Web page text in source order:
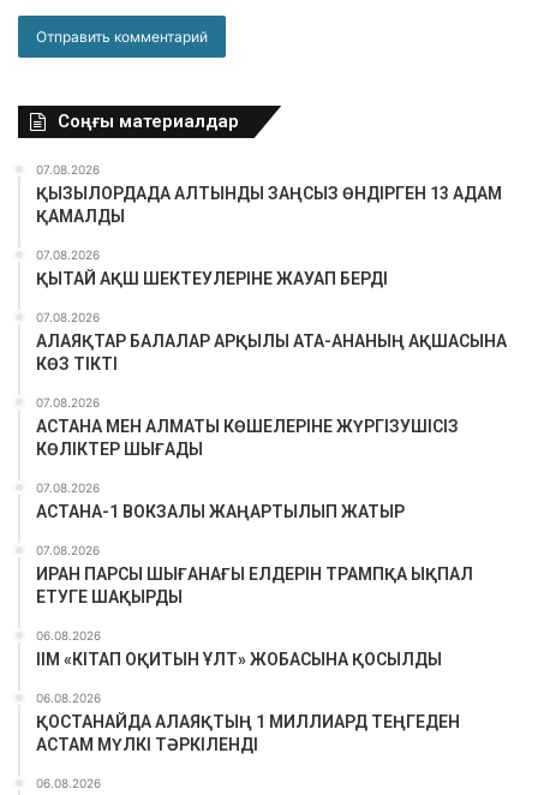
Соңғы материалдар
07.08.2026
ҚЫЗЫЛОРДАДА АЛТЫНДЫ ЗАҢСЫЗ ӨНДІРГЕН 13 АДАМ
ҚАМАЛДЫ
07.08.2026
ҚЫТАЙ АҚШ ШЕКТЕУЛЕРІНЕ ЖАУАП БЕРДІ
07.08.2026
АЛАЯҚТАР БАЛАЛАР АРҚЫЛЫ АТА-АНАНЫҢ АҚШАСЫНА
КӨЗ ТІКТІ
07.08.2026
АСТАНА МЕН АЛМАТЫ КӨШЕЛЕРІНЕ ЖҮРГІЗУШІСІЗ
КӨЛІКТЕР ШЫҒАДЫ
07.08.2026
АСТАНА-1 ВОКЗАЛЫ ЖАҢАРТЫЛЫП ЖАТЫР
07.08.2026
ИРАН ПАРСЫ ШЫҒАНАҒЫ ЕЛДЕРІН ТРАМПҚА ЫҚПАЛ
ЕТУГЕ ШАҚЫРДЫ
06.08.2026
ІІМ «КІТАП ОҚИТЫН ҰЛТ» ЖОБАСЫНА ҚОСЫЛДЫ
06.08.2026
ҚОСТАНАЙДА АЛАЯҚТЫҢ 1 МИЛЛИАРД ТЕҢГЕДЕН
АСТАМ МҮЛКІ ТӘРКІЛЕНДІ
06.08.2026